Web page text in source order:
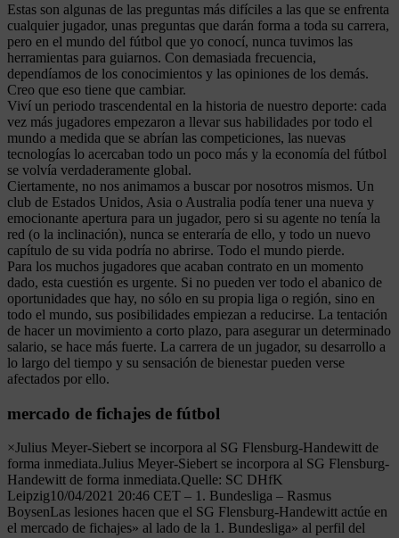
Estas son algunas de las preguntas más difíciles a las que se enfrenta
cualquier jugador, unas preguntas que darán forma a toda su carrera,
pero en el mundo del fútbol que yo conocí, nunca tuvimos las
herramientas para guiarnos. Con demasiada frecuencia,
dependíamos de los conocimientos y las opiniones de los demás.
Creo que eso tiene que cambiar.
Viví un periodo trascendental en la historia de nuestro deporte: cada
vez más jugadores empezaron a llevar sus habilidades por todo el
mundo a medida que se abrían las competiciones, las nuevas
tecnologías lo acercaban todo un poco más y la economía del fútbol
se volvía verdaderamente global.
Ciertamente, no nos animamos a buscar por nosotros mismos. Un
club de Estados Unidos, Asia o Australia podía tener una nueva y
emocionante apertura para un jugador, pero si su agente no tenía la
red (o la inclinación), nunca se enteraría de ello, y todo un nuevo
capítulo de su vida podría no abrirse. Todo el mundo pierde.
Para los muchos jugadores que acaban contrato en un momento
dado, esta cuestión es urgente. Si no pueden ver todo el abanico de
oportunidades que hay, no sólo en su propia liga o región, sino en
todo el mundo, sus posibilidades empiezan a reducirse. La tentación
de hacer un movimiento a corto plazo, para asegurar un determinado
salario, se hace más fuerte. La carrera de un jugador, su desarrollo a
lo largo del tiempo y su sensación de bienestar pueden verse
afectados por ello.
mercado de fichajes de fútbol
×Julius Meyer-Siebert se incorpora al SG Flensburg-Handewitt de
forma inmediata.Julius Meyer-Siebert se incorpora al SG Flensburg-
Handewitt de forma inmediata.Quelle: SC DHfK
Leipzig10/04/2021 20:46 CET – 1. Bundesliga – Rasmus
BoysenLas lesiones hacen que el SG Flensburg-Handewitt actúe en
el mercado de fichajes» al lado de la 1. Bundesliga» al perfil del